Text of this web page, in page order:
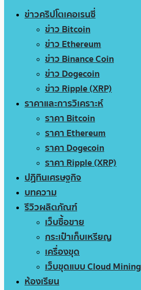
ข่าวคริปโตเคอเรนซี่
ข่าว Bitcoin
ข่าว Ethereum
ข่าว Binance Coin
ข่าว Dogecoin
ข่าว Ripple (XRP)
ราคาและการวิเคราะห์
ราคา Bitcoin
ราคา Ethereum
ราคา Dogecoin
ราคา Ripple (XRP)
ปฏิทินเศรษฐกิจ
บทความ
รีวิวผลิตภัณฑ์
เว็บซื้อขาย
กระเป๋าเก็บเหรียญ
เครื่องขุด
เว็บขุดแบบ Cloud Mining
ห้องเรียน